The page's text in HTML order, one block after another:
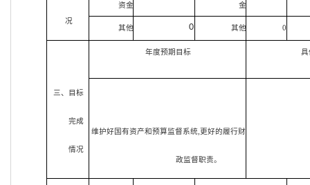
况
资金 金
其他 0 其他 0
三、目标
完成
情况
年度预期目标 具
维护好国有资产和预算监督系统,更好的履行财
政监督职责。